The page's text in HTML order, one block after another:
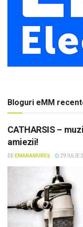
Bloguri eMM
CATHARSIS –
amiezii!
DE EMARAMUREȘ 29 IULIE